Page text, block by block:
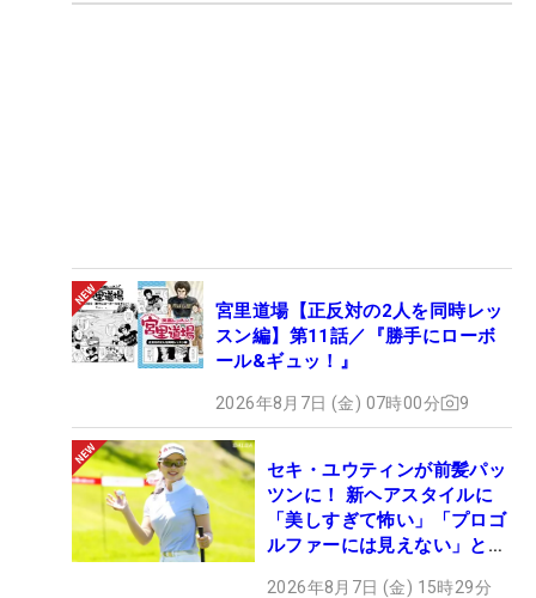
宮里道場【正反対の2人を同時レッ
スン編】第11話／『勝手にローボ
ール&ギュッ！』
2026年8月7日 (金) 07時00分 9
セキ・ユウティンが前髪パッ
ツンに！ 新ヘアスタイルに
「美しすぎて怖い」「プロゴ
ルファーには見えない」とコ
2026年8月7日 (金) 15時29分